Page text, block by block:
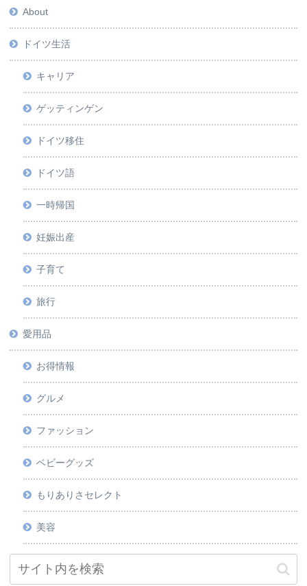
About
ドイツ生活
キャリア
ゲッティンゲン
ドイツ移住
ドイツ語
一時帰国
妊娠出産
子育て
旅行
愛用品
お得情報
グルメ
ファッション
ベビーグッズ
もりありさセレクト
美容